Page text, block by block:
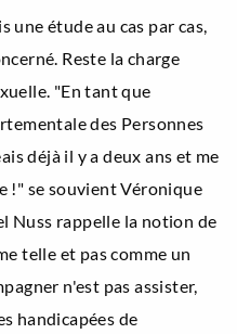
une étude au cas par cas,
Reste la charge
"En tant que
des Personnes
déjà il y a deux ans et me
!" se souvient Véronique
Nuss rappelle la notion de
telle et pas comme un
n'est pas assister,
handicapées de